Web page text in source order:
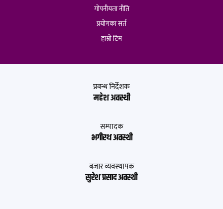
गोपनीयता नीति
प्रयोगका सर्त
हाम्रो टिम
प्रबन्ध निर्देशक
महेश अवस्थी
सम्पादक
भगीरथ अवस्थी
बजार व्यवस्थापक
सुरेश प्रसाद अवस्थी